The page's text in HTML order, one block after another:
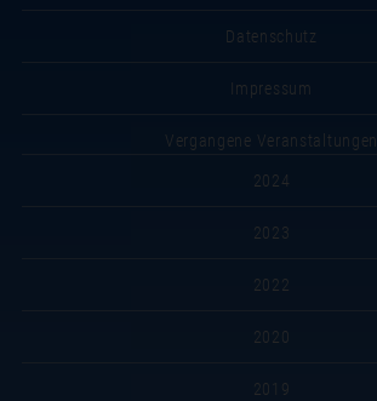
Datenschutz
Impressum
Vergangene Veranstaltungen
2024
2023
2022
2020
2019